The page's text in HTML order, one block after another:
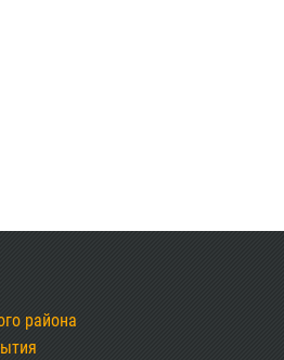
района